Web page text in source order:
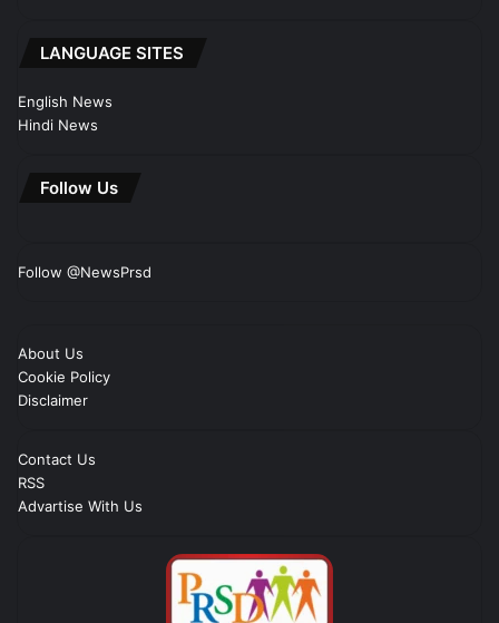
LANGUAGE SITES
English News
Hindi News
Follow Us
Follow @NewsPrsd
About Us
Cookie Policy
Disclaimer
Contact Us
RSS
Advartise With Us